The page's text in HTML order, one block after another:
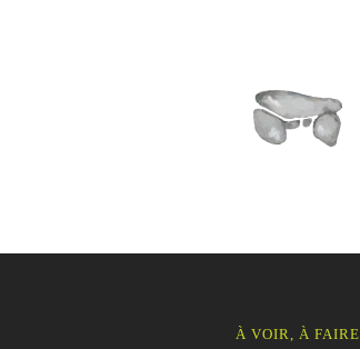
À VOIR, À FAIRE